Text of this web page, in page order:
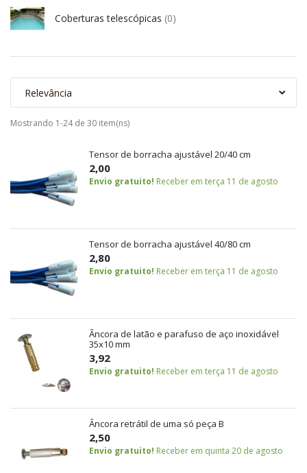
Coberturas telescópicas (0)
Relevância
Mostrando 1-24 de 30 item(ns)
Tensor de borracha ajustável 20/40 cm
2,00
Envio gratuito! Receber em terça 11 de agosto
Tensor de borracha ajustável 40/80 cm
2,80
Envio gratuito! Receber em terça 11 de agosto
Âncora de latão e parafuso de aço inoxidável
35x10 mm
3,92
Envio gratuito! Receber em terça 11 de agosto
Âncora retrátil de uma só peça B
2,50
Envio gratuito! Receber em quinta 20 de agosto